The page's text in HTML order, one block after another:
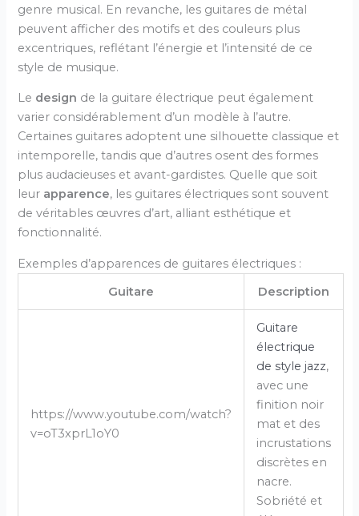
genre musical. En revanche, les guitares de métal
peuvent afficher des motifs et des couleurs plus
excentriques, reflétant l’énergie et l’intensité de ce
style de musique.
Le design de la guitare électrique peut également
varier considérablement d’un modèle à l’autre.
Certaines guitares adoptent une silhouette classique et
intemporelle, tandis que d’autres osent des formes
plus audacieuses et avant-gardistes. Quelle que soit
leur apparence, les guitares électriques sont souvent
de véritables œuvres d’art, alliant esthétique et
fonctionnalité.
Exemples d’apparences de guitares électriques :
Guitare
Description
https://www.youtube.com/watch?
v=oT3xprL1oY0
Guitare
électrique
de style jazz,
avec une
finition noir
mat et des
incrustations
discrètes en
nacre.
Sobriété et